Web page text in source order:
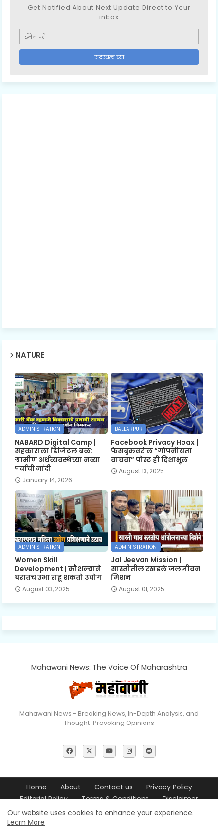
Get Notified About Next Update Direct to Your
inbox
NATURE
ADMINISTRATION
NABARD Digital Camp |
सहकाराला डिजिटल बळ;
ग्रामीण अर्थव्यवस्थेच्या नव्या
पर्वाची नांदी
January 14, 2026
BALLARPUR
Facebook Privacy Hoax |
फेसबुकवरील “गोपनीयता
वाचवा” पोस्ट ही दिशाभूल
August 13, 2025
ADMINISTRATION
Women Skill
Development | कौशल्याने
घरातच उभा राहू शकतो उद्योग
August 03, 2025
ADMINISTRATION
Jal Jeevan Mission |
सास्तीतील रखडले जलजीवन
मिशन
August 01, 2025
Mahawani News: The Voice Of Maharashtra
Mahawani News - Breaking News, In-Depth Analysis, and
Thought-Provoking Opinions
Home About Contact us
Privacy Policy
Editorial Policy
Terms & Conditions Disclaimer
© 2026 Mahawani News All Rights Reserved
Our website uses cookies to enhance your experience.
Learn More